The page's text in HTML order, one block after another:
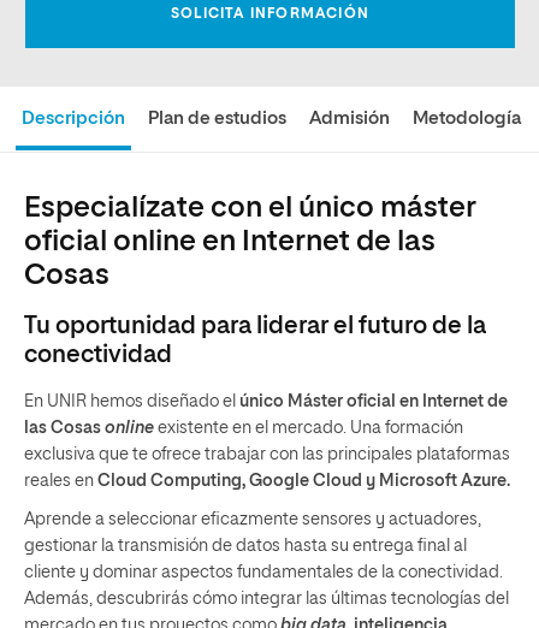
Descripción Plan de estudios Admisión Metodología
Especialízate con el único máster
oficial online en Internet de las
Cosas
Tu oportunidad para liderar el futuro de la
conectividad
En UNIR hemos diseñado el único Máster oficial en Internet de
las Cosas online existente en el mercado. Una formación
exclusiva que te ofrece trabajar con las principales plataformas
reales en Cloud Computing, Google Cloud y Microsoft Azure.
Aprende a seleccionar eficazmente sensores y actuadores,
gestionar la transmisión de datos hasta su entrega final al
cliente y dominar aspectos fundamentales de la conectividad.
Además, descubrirás cómo integrar las últimas tecnologías del